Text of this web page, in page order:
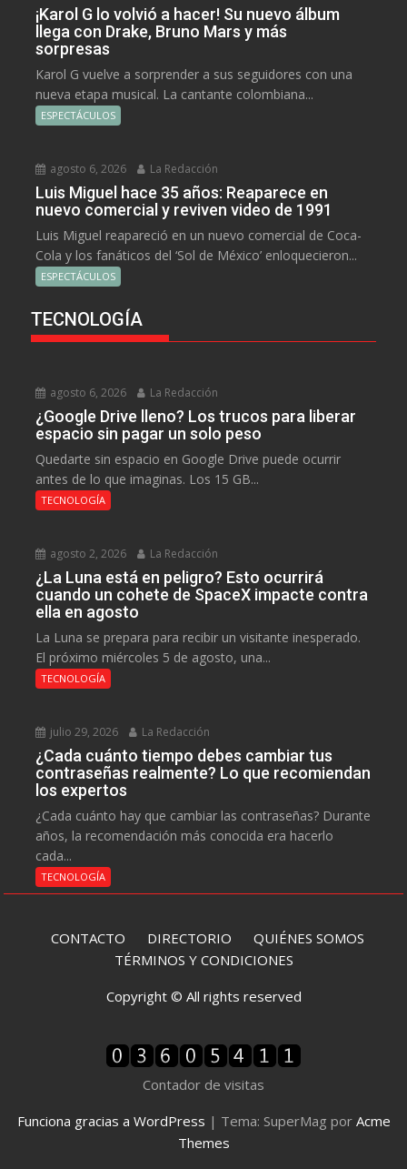
¡Karol G lo volvió a hacer! Su nuevo álbum
llega con Drake, Bruno Mars y más
sorpresas
Karol G vuelve a sorprender a sus seguidores con una
nueva etapa musical. La cantante colombiana...
ESPECTÁCULOS
agosto 6, 2026 La Redacción
Luis Miguel hace 35 años: Reaparece en
nuevo comercial y reviven video de 1991
Luis Miguel reapareció en un nuevo comercial de Coca-
Cola y los fanáticos del ‘Sol de México’ enloquecieron...
ESPECTÁCULOS
TECNOLOGÍA
agosto 6, 2026 La Redacción
¿Google Drive lleno? Los trucos para liberar
espacio sin pagar un solo peso
Quedarte sin espacio en Google Drive puede ocurrir
antes de lo que imaginas. Los 15 GB...
TECNOLOGÍA
agosto 2, 2026 La Redacción
¿La Luna está en peligro? Esto ocurrirá
cuando un cohete de SpaceX impacte contra
ella en agosto
La Luna se prepara para recibir un visitante inesperado.
El próximo miércoles 5 de agosto, una...
TECNOLOGÍA
julio 29, 2026 La Redacción
¿Cada cuánto tiempo debes cambiar tus
contraseñas realmente? Lo que recomiendan
los expertos
¿Cada cuánto hay que cambiar las contraseñas? Durante
años, la recomendación más conocida era hacerlo
cada...
TECNOLOGÍA
CONTACTO DIRECTORIO QUIÉNES SOMOS
TÉRMINOS Y CONDICIONES
Copyright © All rights reserved
Contador de visitas
Funciona gracias a WordPress | Tema: SuperMag por Acme
Themes